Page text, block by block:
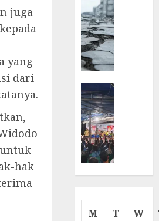
juga
yang
dari
hak
Cermin
M T W